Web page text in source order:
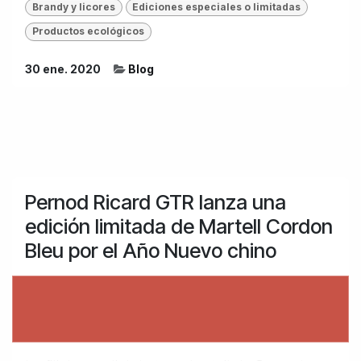
Brandy y licores Ediciones especiales o limitadas
Productos ecológicos
30 ene. 2020 Blog
Pernod Ricard GTR lanza una
edición limitada de Martell Cordon
Bleu por el Año Nuevo chino